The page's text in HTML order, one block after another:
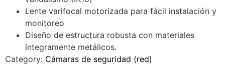
Lente varifocal motorizada para fácil instalación y
monitoreo
Diseño de estructura robusta con materiales
íntegramente metálicos.
Category: Cámaras de seguridad (red)